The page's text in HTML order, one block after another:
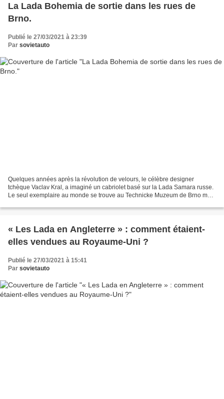
La Lada Bohemia de sortie dans les rues de
Brno.
Publié le 27/03/2021 à 23:39
Par sovietauto
Quelques années après la révolution de velours, le célèbre designer
tchèque Vaclav Kral, a imaginé un cabriolet basé sur la Lada Samara russe.
Le seul exemplaire au monde se trouve au Technicke Muzeum de Brno mais
« Les Lada en Angleterre » : comment étaient-
elles vendues au Royaume-Uni ?
Publié le 27/03/2021 à 15:41
Par sovietauto